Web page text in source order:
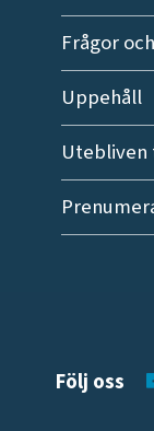
Frågor
Uppehåll
Utebliven
Följ oss